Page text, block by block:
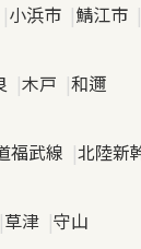
小浜市 鯖江市
木戸 和邇
福武線 北陸新
草津 守山